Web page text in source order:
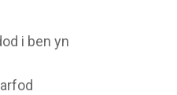
i ben yn